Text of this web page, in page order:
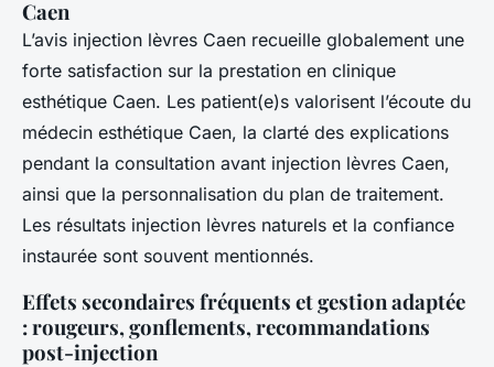
Caen
L’avis injection lèvres Caen recueille globalement une
forte satisfaction sur la prestation en clinique
esthétique Caen. Les patient(e)s valorisent l’écoute du
médecin esthétique Caen, la clarté des explications
pendant la consultation avant injection lèvres Caen,
ainsi que la personnalisation du plan de traitement.
Les résultats injection lèvres naturels et la confiance
instaurée sont souvent mentionnés.
Effets secondaires fréquents et gestion adaptée
: rougeurs, gonflements, recommandations
post-injection